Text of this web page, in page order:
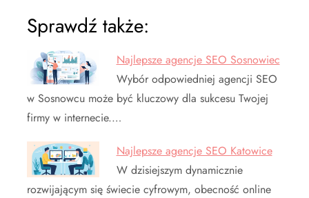
Sprawdź także:
Najlepsze agencje SEO Sosnowiec
Wybór odpowiedniej agencji SEO
w Sosnowcu może być kluczowy dla sukcesu Twojej
firmy w internecie.…
Najlepsze agencje SEO Katowice
W dzisiejszym dynamicznie
rozwijającym się świecie cyfrowym, obecność online